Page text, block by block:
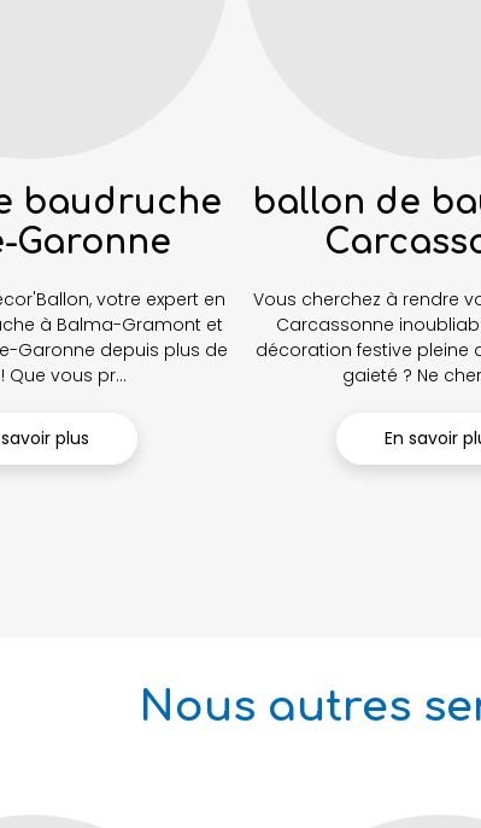
baudruche
Garonne
votre expert en
à Balma-Gramont et
Garonne depuis plus de
Que vous pr...
plus
ballon de
Vous cherchez à rendre
Carcassonne
décoration festive pleine
gaieté ? Ne
En savoir
Nous autres